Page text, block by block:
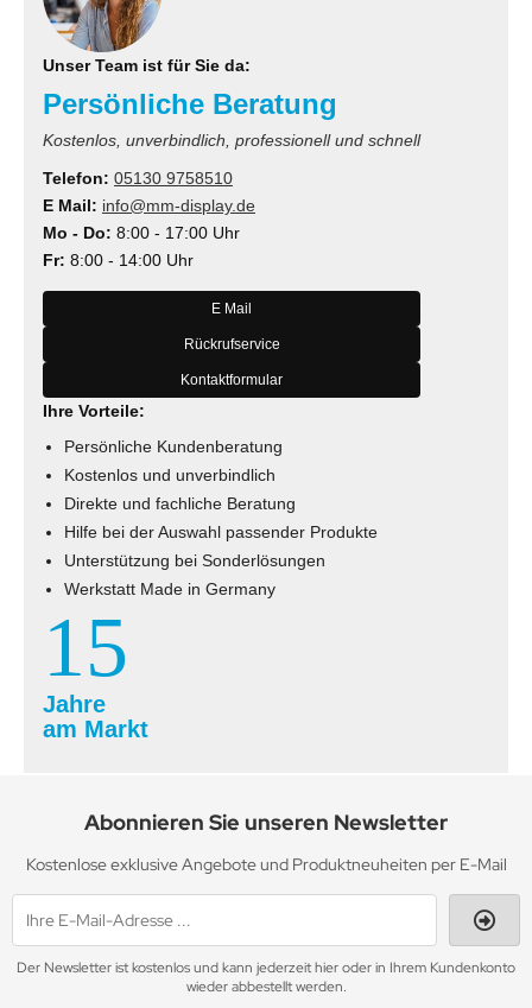
Unser Team ist für Sie da:
Persönliche Beratung
Kostenlos, unverbindlich, professionell und schnell
Telefon: 05130 9758510
E Mail: info@mm-display.de
Mo - Do: 8:00 - 17:00 Uhr
Fr: 8:00 - 14:00 Uhr
E Mail
Rückrufservice
Kontaktformular
Ihre Vorteile:
Persönliche Kundenberatung
Kostenlos und unverbindlich
Direkte und fachliche Beratung
Hilfe bei der Auswahl passender Produkte
Unterstützung bei Sonderlösungen
Werkstatt Made in Germany
15
Jahre
am Markt
Abonnieren Sie unseren Newsletter
Kostenlose exklusive Angebote und Produktneuheiten per E-Mail
Der Newsletter ist kostenlos und kann jederzeit hier oder in Ihrem Kundenkonto
wieder abbestellt werden.